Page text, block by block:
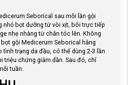
Seborical sau mỗi lần gội
nhỏ bọt dưỡng từ vòi xịt, bôi trực tiếp
nhẹ nhàng từ chân tóc lên. Không
gội Medicerum Seborical hằng
tình trạng da đầu, có thể dùng 2-3 lần
triệu chứng giảm dần. Sau đó, chỉ
tuần.